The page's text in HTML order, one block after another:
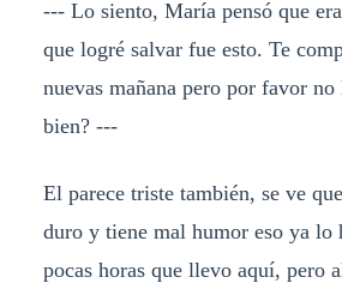
--- Lo siento, María pensó que
que logré salvar fue esto. Te
nuevas mañana pero por favor no
bien? ---
El parece triste también, se ve
duro y tiene mal humor eso ya lo
pocas horas que llevo aquí, pero